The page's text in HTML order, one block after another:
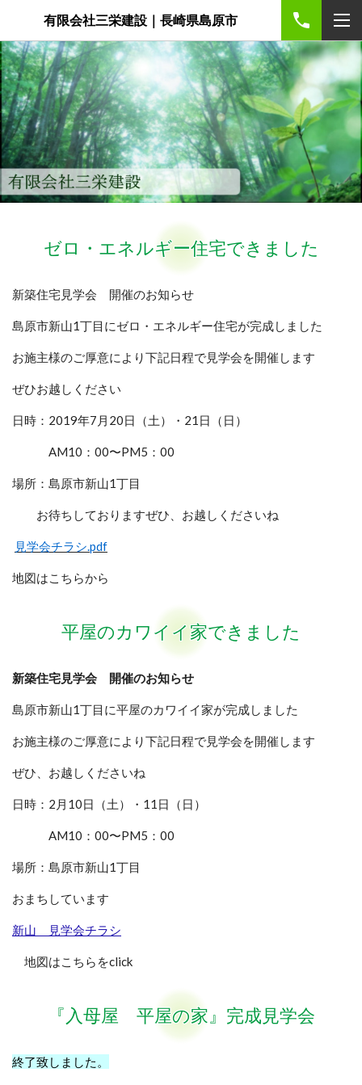
有限会社三栄建設｜長崎県島原市
ゼロ・エネルギー住宅できました
新築住宅見学会 開催のお知らせ
島原市新山1丁目にゼロ・エネルギー住宅が完成しました
お施主様のご厚意により下記日程で見学会を開催します
ぜひお越しください
日時：2019年7月20日（土）・21日（日）
AM10：00〜PM5：00
場所：島原市新山1丁目
お待ちしておりますぜひ、お越しくださいね
見学会チラシ.pdf
地図はこちらから
平屋のカワイイ家できました
新築住宅見学会 開催のお知らせ
島原市新山1丁目に平屋のカワイイ家が完成しました
お施主様のご厚意により下記日程で見学会を開催します
ぜひ、お越しくださいね
日時：2月10日（土）・11日（日）
AM10：00〜PM5：00
場所：島原市新山1丁目
おまちしています
新山 見学会チラシ
地図はこちらをclick
『入母屋 平屋の家』完成見学会
終了致しました。